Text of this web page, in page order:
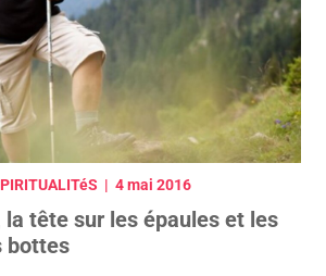
| 4 mai 2016
la tête sur les épaules et les
bottes